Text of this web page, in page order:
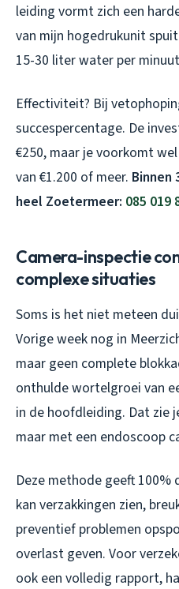
leiding vormt zich een
van mijn hogedrukunit
15-30 liter water per
Effectiviteit? Bij
succespercentage. De
€250, maar je voorkomt
van €1.200 of meer. Binnen
heel Zoetermeer: 085 019
Camera-inspectie
complexe situaties
Soms is het niet meteen
Vorige week nog in
maar geen complete
onthulde wortelgroei van
in de hoofdleiding. Dat zie
maar met een endoscoop
Deze methode geeft 100%
kan verzakkingen zien,
preventief problemen
overlast geven. Voor
ook een volledig rapport,